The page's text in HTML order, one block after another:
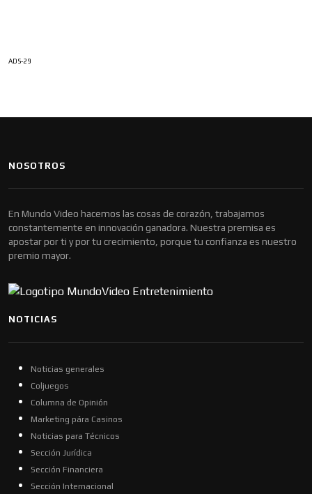
ADS-29
NOSOTROS
En Mundo Video hacemos las cosas de corazón, trabajamos
constantemente en innovación ganadora. Nuestra premisa es
apostar por ti y por tu crecimiento, porque tu confianza es nuestro
premio mayor.
NOTICIAS
Noticias generales
Coljuegos
Columna de Opinión
Marketing pára Casinos
Noticias para Técnicos
Sección Jurídica
Sección Financiera
Sección Internacional